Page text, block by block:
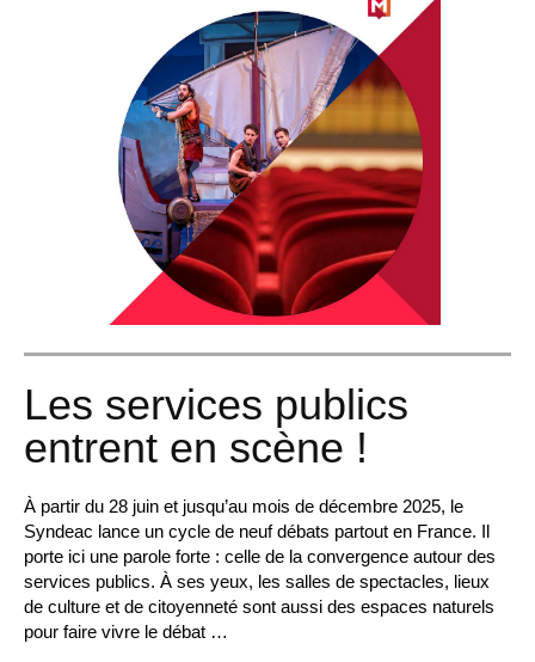
Les services publics
entrent en scène !
À partir du 28 juin et jusqu’au mois de décembre 2025, le
Syndeac lance un cycle de neuf débats partout en France. Il
porte ici une parole forte : celle de la convergence autour des
services publics. À ses yeux, les salles de spectacles, lieux
de culture et de citoyenneté sont aussi des espaces naturels
pour faire vivre le débat …